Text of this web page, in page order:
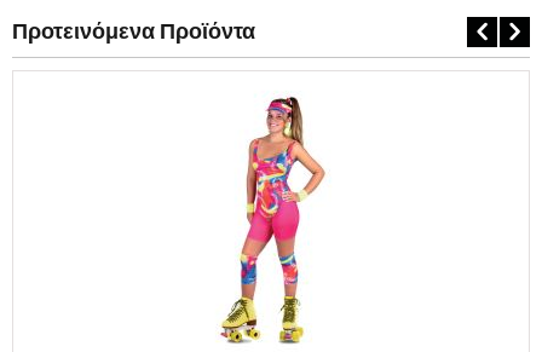
Προτεινόμενα Προϊόντα